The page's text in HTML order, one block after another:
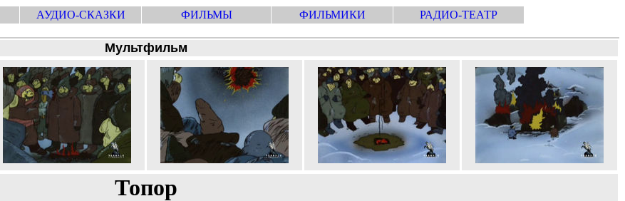
АУДИО-СКАЗКИ ФИЛЬМЫ ФИЛЬМИКИ РАДИО-ТЕАТР
Мультфильм
Топор